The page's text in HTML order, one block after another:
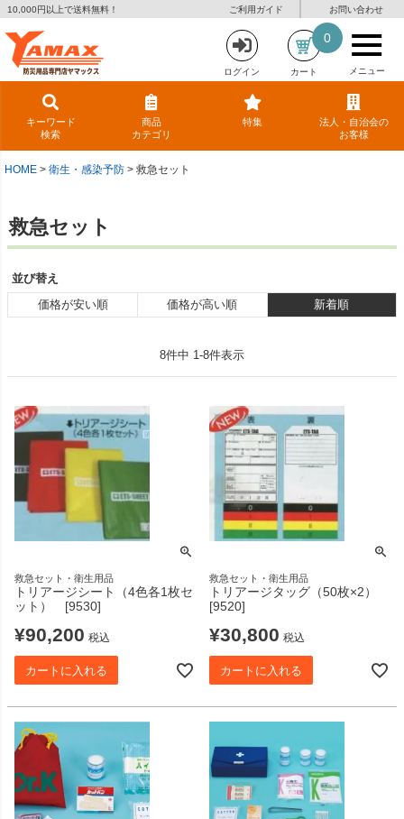
10,000円以上で送料無料！ ご利用ガイド お問い合わせ
ログイン カート
0
メニュー
キーワード
検索
商品
カテゴリ
特集
法人・自治会の
お客様
HOME 衛生・感染予防 救急セット
救急セット
並び替え
価格が安い順 価格が高い順 新着順
8件中 1-8件表示
救急セット・衛生用品
トリアージシート（4色各1枚セ
ット） [9530]
¥90,200 税込
カートに入れる
救急セット・衛生用品
トリアージタッグ（50枚×2）
[9520]
¥30,800 税込
カートに入れる